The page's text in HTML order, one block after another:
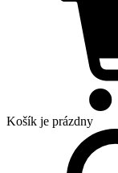
Košík je prázdny